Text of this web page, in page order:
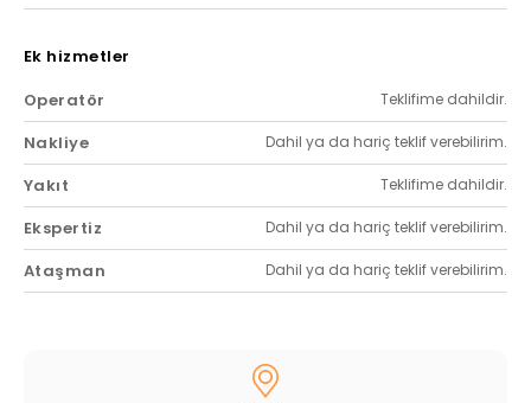
Ek hizmetler
Operatör
Teklifime dahildir.
Nakliye Dahil ya da hariç teklif verebilirim.
Yakıt Teklifime dahildir.
Ekspertiz Dahil ya da hariç teklif verebilirim.
Ataşman Dahil ya da hariç teklif verebilirim.